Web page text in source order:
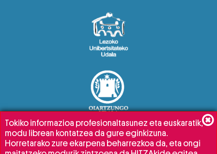
Tokiko informazioa profesionaltasunez eta euskaratik,
modu librean kontatzea da gure eginkizuna.
Horretarako zure ekarpena beharrezkoa da, eta ongi